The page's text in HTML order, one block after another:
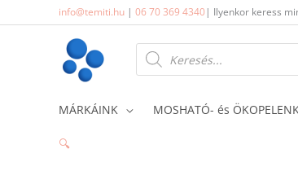
to
info@temiti.hu | 06 70 369 4340| Ilyenkor keress
Products
search
MÁRKÁINK MOSHATÓ- és
🔍